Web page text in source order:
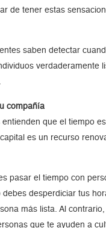
de tener estas
saben detectar
verdaderamente
compañía
que el tiempo
es un recurso
pasar el tiempo con
debes desperdiciar tus
más lista. Al
que te ayuden a